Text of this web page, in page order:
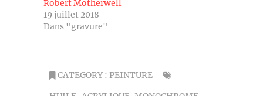
Robert Motherwell
19 juillet 2018
Dans "gravure"
CATEGORY : PEINTURE